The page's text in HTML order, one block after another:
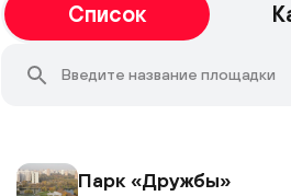
Список
Парк «Дружбы»